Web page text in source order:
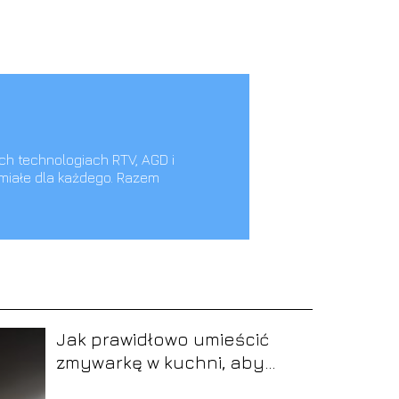
technologiach RTV, AGD i
dla każdego. Razem
Jak prawidłowo umieścić
zmywarkę w kuchni, aby